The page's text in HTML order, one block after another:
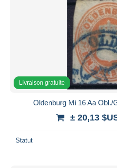
Livraison gratuite
Oldenburg Mi 16 Aa Obl./
± 20,13
Statut